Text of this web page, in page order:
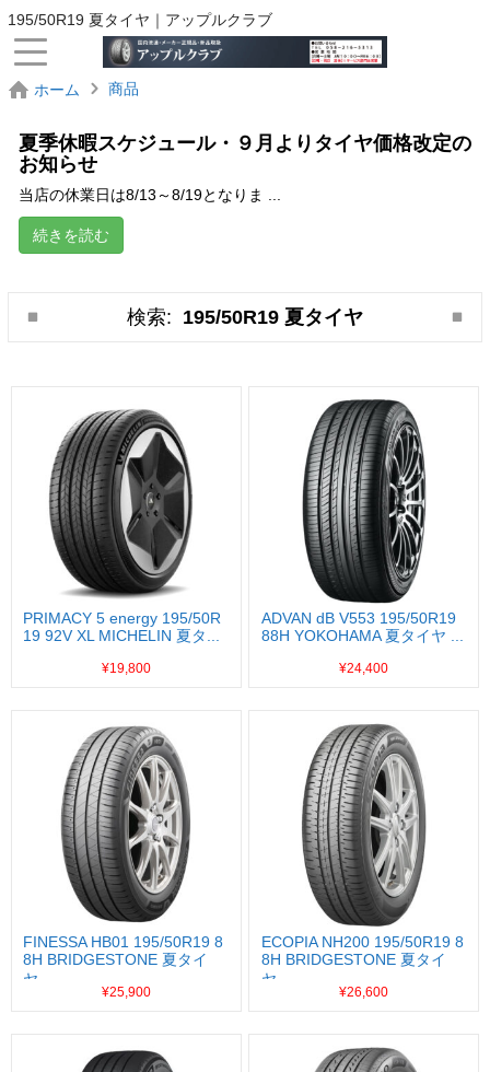
195/50R19 夏タイヤ｜アップルクラブ
ホーム 商品
夏季休暇スケジュール・９月よりタイヤ価格改定の
お知らせ
当店の休業日は8/13～8/19となりま ...
続きを読む
検索: 195/50R19 夏タイヤ
PRIMACY 5 energy 195/50R
19 92V XL MICHELIN 夏タ...
¥19,800
ADVAN dB V553 195/50R19
88H YOKOHAMA 夏タイヤ ...
¥24,400
FINESSA HB01 195/50R19 8
8H BRIDGESTONE 夏タイ
ヤ...
¥25,900
ECOPIA NH200 195/50R19 8
8H BRIDGESTONE 夏タイ
ヤ...
¥26,600